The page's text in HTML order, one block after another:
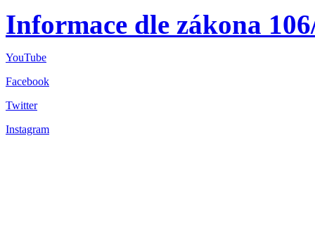
Informace dle zákona
YouTube
Facebook
Twitter
Instagram